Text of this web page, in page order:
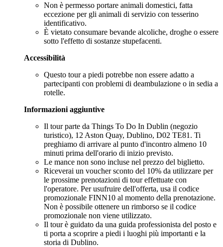
Non è permesso portare animali domestici, fatta
eccezione per gli animali di servizio con tesserino
identificativo.
È vietato consumare bevande alcoliche, droghe o essere
sotto l'effetto di sostanze stupefacenti.
Accessibilità
Questo tour a piedi potrebbe non essere adatto a
partecipanti con problemi di deambulazione o in sedia a
rotelle.
Informazioni aggiuntive
Il tour parte da Things To Do In Dublin (negozio
turistico), 12 Aston Quay, Dublino, D02 TE81. Ti
preghiamo di arrivare al punto d'incontro almeno 10
minuti prima dell'orario di inizio previsto.
Le mance non sono incluse nel prezzo del biglietto.
Riceverai un voucher sconto del 10% da utilizzare per
le prossime prenotazioni di tour effettuate con
l'operatore. Per usufruire dell'offerta, usa il codice
promozionale FINN10 al momento della prenotazione.
Non è possibile ottenere un rimborso se il codice
promozionale non viene utilizzato.
Il tour è guidato da una guida professionista del posto e
ti porta a scoprire a piedi i luoghi più importanti e la
storia di Dublino.